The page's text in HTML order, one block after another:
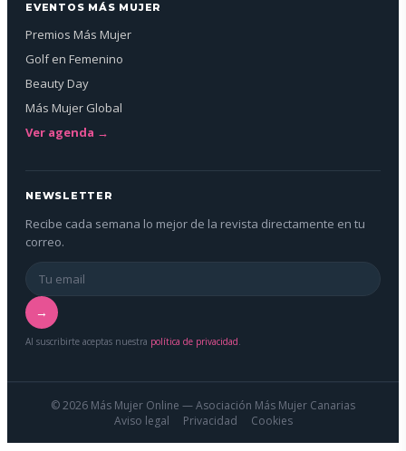
EVENTOS MÁS MUJER
Premios Más Mujer
Golf en Femenino
Beauty Day
Más Mujer Global
Ver agenda →
NEWSLETTER
Recibe cada semana lo mejor de la revista directamente en tu
correo.
→
Al suscribirte aceptas nuestra política de privacidad.
© 2026 Más Mujer Online — Asociación Más Mujer Canarias
Aviso legal
Privacidad Cookies